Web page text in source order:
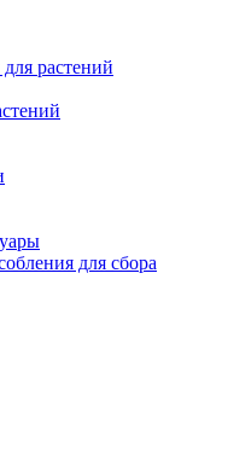
растений
для сбора